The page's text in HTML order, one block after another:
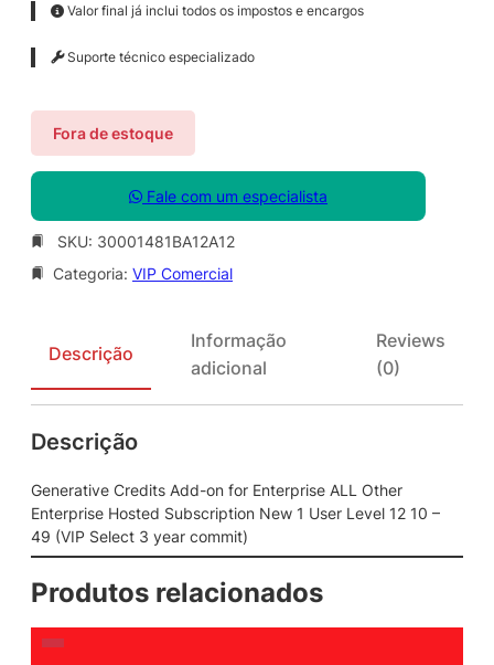
Valor final já inclui todos os impostos e encargos
Suporte técnico especializado
Fora de estoque
Fale com um especialista
SKU: 30001481BA12A12
Categoria: VIP Comercial
Descrição
Informação
adicional
Reviews
(0)
Descrição
Generative Credits Add-on for Enterprise ALL Other
Enterprise Hosted Subscription New 1 User Level 12 10 –
49 (VIP Select 3 year commit)
Produtos relacionados